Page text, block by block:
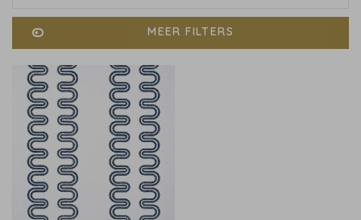
MEER FILTERS